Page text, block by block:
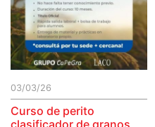
03/03/26
Curso de perito
clasificador de granos